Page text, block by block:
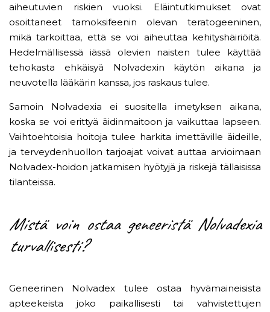
aiheutuvien riskien vuoksi. Eläintutkimukset ovat
osoittaneet tamoksifeenin olevan teratogeeninen,
mikä tarkoittaa, että se voi aiheuttaa kehityshäiriöitä.
Hedelmällisessä iässä olevien naisten tulee käyttää
tehokasta ehkäisyä Nolvadexin käytön aikana ja
neuvotella lääkärin kanssa, jos raskaus tulee.
Samoin Nolvadexia ei suositella imetyksen aikana,
koska se voi erittyä äidinmaitoon ja vaikuttaa lapseen.
Vaihtoehtoisia hoitoja tulee harkita imettäville äideille,
ja terveydenhuollon tarjoajat voivat auttaa arvioimaan
Nolvadex-hoidon jatkamisen hyötyjä ja riskejä tällaisissa
tilanteissa.
Mistä voin ostaa geneeristä Nolvadexia
turvallisesti?
Geneerinen Nolvadex tulee ostaa hyvämaineisista
apteekeista joko paikallisesti tai vahvistettujen